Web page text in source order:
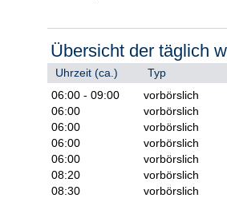
Übersicht der täglich
Uhrzeit (ca.)
Typ
06:00 - 09:00
vorbörslich
06:00
vorbörslich
06:00
vorbörslich
06:00
vorbörslich
06:00
vorbörslich
08:20
vorbörslich
08:30
vorbörslich